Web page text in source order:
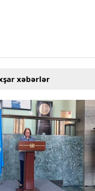
xəbərlər